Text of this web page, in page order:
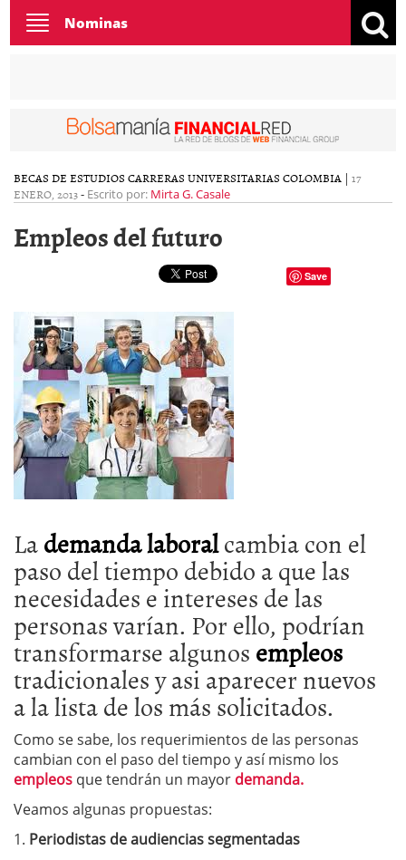
Toggle
navigation
Nominas
BECAS DE ESTUDIOS CARRERAS UNIVERSITARIAS COLOMBIA | 17
ENERO, 2013- Escrito por: Mirta G. Casale
Empleos del futuro
Save
Lademanda laboralcambia con el
paso del tiempo debido a que las
necesidades e intereses de las
personas varían. Por ello, podrían
transformarse algunosempleos
tradicionales y asi aparecer nuevos
a la lista de los más solicitados.
Como se sabe, los requerimientos de las personas
cambian con el paso del tiempo y así mismo los
empleos que tendrán un mayor demanda.
Veamos algunas propuestas:
1. Periodistas de audiencias segmentadas